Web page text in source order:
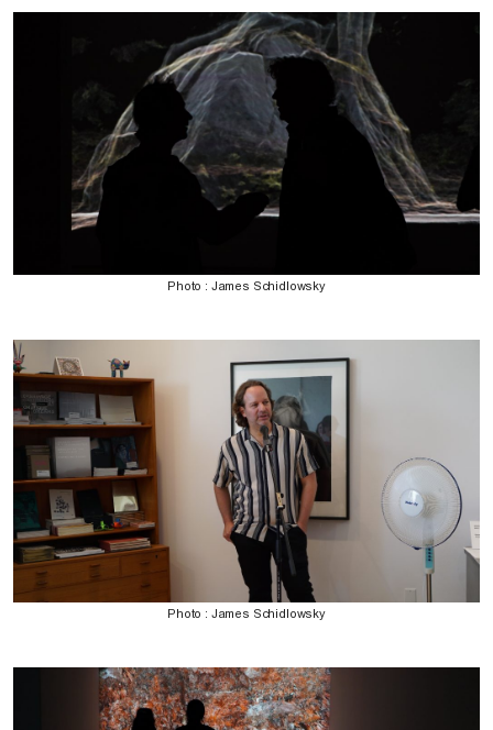
Photo : James Schidlowsky
Photo : James Schidlowsky